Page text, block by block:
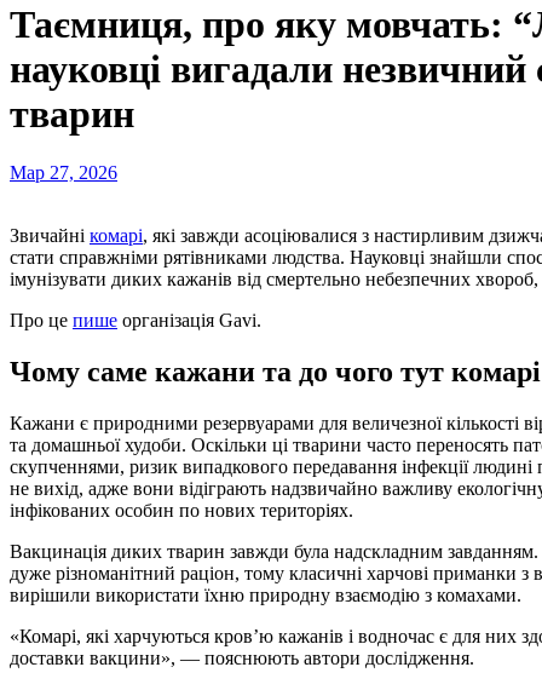
Таємниця, про яку мовчать:
науковці вигадали незвичний
тварин
Мар 27, 2026
Звичайні комарі, які завжди асоціювалися з настирливим
стати справжніми рятівниками людства. Науковці знайшли
імунізувати диких кажанів від смертельно небезпечних
Про це пише організація Gavi.
Чому саме кажани та до чого тут комарі
Кажани є природними резервуарами для величезної кількості
та домашньої худоби. Оскільки ці тварини часто переносять
скупченнями, ризик випадкового передавання інфекції
не вихід, адже вони відіграють надзвичайно важливу
інфікованих особин по нових територіях.
Вакцинація диких тварин завжди була надскладним
дуже різноманітний раціон, тому класичні харчові приманки
вирішили використати їхню природну взаємодію з комахами.
«Комарі, які харчуються кров’ю кажанів і водночас є для
доставки вакцини», — пояснюють автори дослідження.